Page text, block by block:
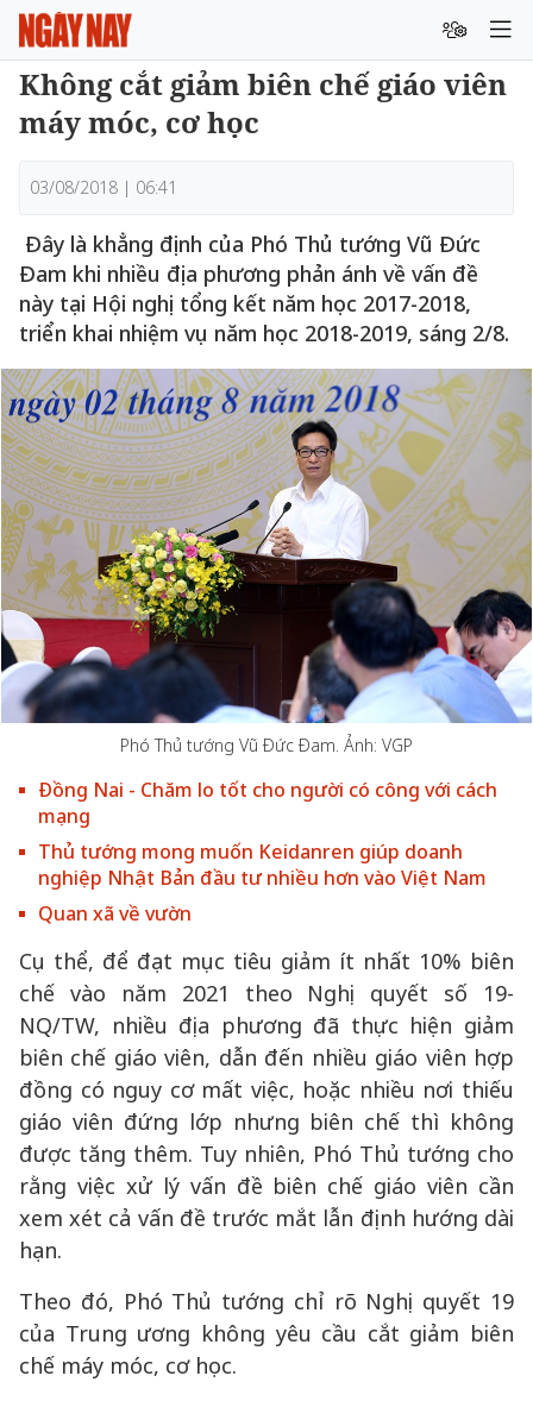
Không cắt giảm biên chế giáo viên
máy móc, cơ học
03/08/2018 | 06:41
Đây là khẳng định của Phó Thủ tướng Vũ Đức
Đam khi nhiều địa phương phản ánh về vấn đề
này tại Hội nghị tổng kết năm học 2017-2018,
triển khai nhiệm vụ năm học 2018-2019, sáng 2/8.
Phó Thủ tướng Vũ Đức Đam. Ảnh: VGP
Đồng Nai - Chăm lo tốt cho người có công với cách
mạng
Thủ tướng mong muốn Keidanren giúp doanh
nghiệp Nhật Bản đầu tư nhiều hơn vào Việt Nam
Quan xã về vườn
Cụ thể, để đạt mục tiêu giảm ít nhất 10% biên
chế vào năm 2021 theo Nghị quyết số 19-
NQ/TW, nhiều địa phương đã thực hiện giảm
biên chế giáo viên, dẫn đến nhiều giáo viên hợp
đồng có nguy cơ mất việc, hoặc nhiều nơi thiếu
giáo viên đứng lớp nhưng biên chế thì không
được tăng thêm. Tuy nhiên, Phó Thủ tướng cho
rằng việc xử lý vấn đề biên chế giáo viên cần
xem xét cả vấn đề trước mắt lẫn định hướng dài
hạn.
Theo đó, Phó Thủ tướng chỉ rõ Nghị quyết 19
của Trung ương không yêu cầu cắt giảm biên
chế máy móc, cơ học.